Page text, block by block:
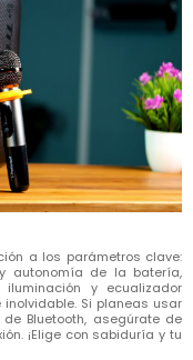
a los parámetros clave:
autonomía de la batería,
y ecualizador
Si planeas usar
Bluetooth, asegúrate de
¡Elige con sabiduría y tu